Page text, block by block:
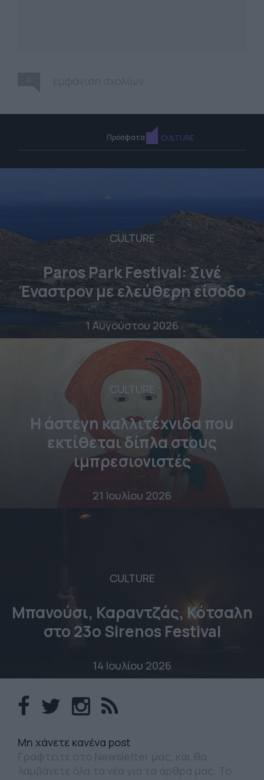
Πρόσφατα CULTURE
CULTURE
Paros Park Festival: Σινέ
Έναστρον με ελεύθερη είσοδο
1 Αυγούστου 2026
CULTURE
Η άστεγη καλλιτέχνιδα που
εκτίθεται δίπλα στους
ιμπρεσιονιστές
21 Ιουλίου 2026
CULTURE
Μπανούσι, Καραντζάς, Κότσαλη
στο 23o Sirenos Festival
14 Ιουλίου 2026
Mη χάνετε κανένα post